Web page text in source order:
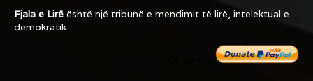
Fjala e Lirë është një tribunë e mendimit të lirë, intelektual e
demokratik.